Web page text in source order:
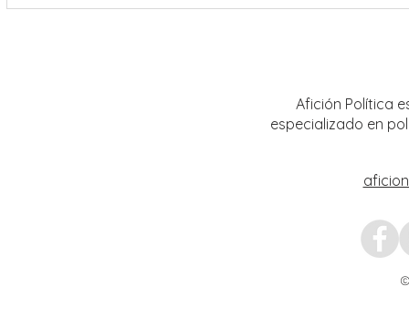
Afición Política
especializado en